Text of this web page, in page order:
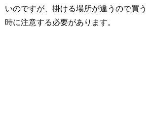
いのですが、掛ける場所が違うので買う
時に注意する必要があります。